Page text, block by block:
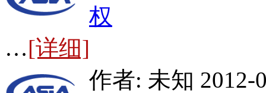
权
…[详细]
作者: 未知 2012-